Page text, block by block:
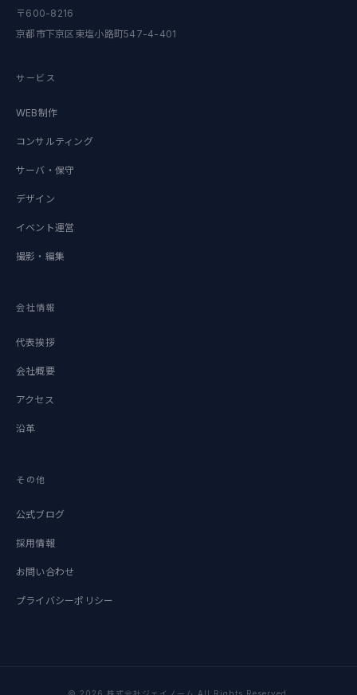
〒600-8216
京都市下京区東塩小路町547-4-401
サービス
WEB制作
コンサルティング
サーバ・保守
デザイン
イベント運営
撮影・編集
会社情報
代表挨拶
会社概要
アクセス
沿革
その他
公式ブログ
採用情報
お問い合わせ
プライバシーポリシー